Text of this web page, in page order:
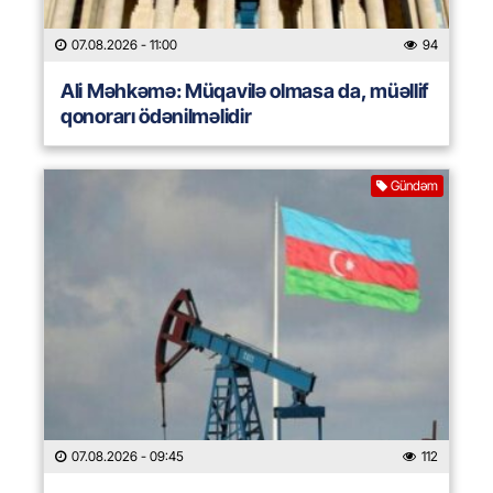
07.08.2026 - 11:00 94
Ali Məhkəmə: Müqavilə olmasa da, müəllif
qonorarı ödənilməlidir
Gündəm
07.08.2026 - 09:45 112